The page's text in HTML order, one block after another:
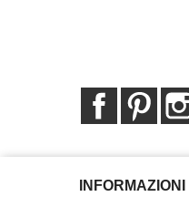
Facebook
INFORMAZIONI